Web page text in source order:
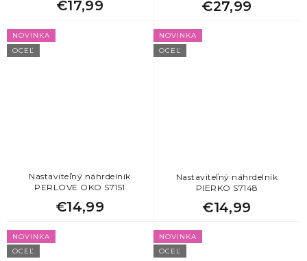
€17,99 €27,99
NOVINKA
OCEĽ
Nastaviteľný náhrdelník
PERLOVE OKO S7151
€14,99
NOVINKA
OCEĽ
Nastaviteľný náhrdelník
PIERKO S7148
€14,99
NOVINKA
OCEĽ
NOVINKA
OCEĽ